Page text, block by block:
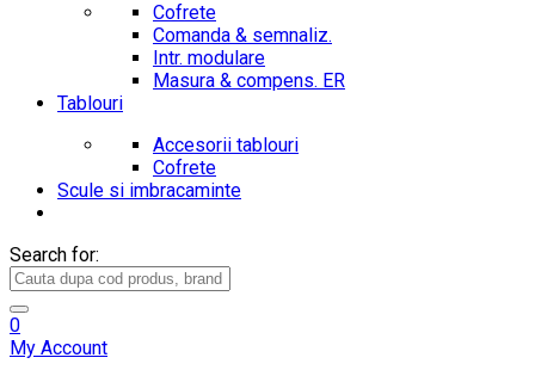
Cofrete
Comanda & semnaliz.
Intr. modulare
Masura & compens. ER
Tablouri
Accesorii tablouri
Cofrete
Scule si imbracaminte
Search for:
0
My Account